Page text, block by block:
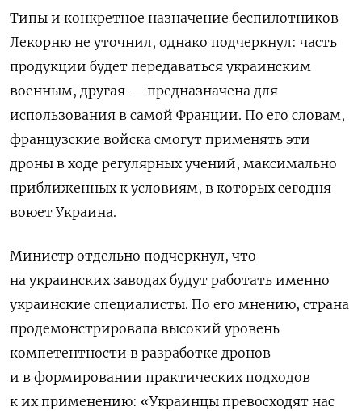
Типы и конкретное назначение беспилотников
Лекорню не уточнил, однако подчеркнул: часть
продукции будет передаваться украинским
военным, другая — предназначена для
использования в самой Франции. По его словам,
французские войска смогут применять эти
дроны в ходе регулярных учений, максимально
приближенных к условиям, в которых сегодня
воюет Украина.
Министр отдельно подчеркнул, что
на украинских заводах будут работать именно
украинские специалисты. По его мнению, страна
продемонстрировала высокий уровень
компетентности в разработке дронов
и в формировании практических подходов
к их применению: «Украинцы превосходят нас